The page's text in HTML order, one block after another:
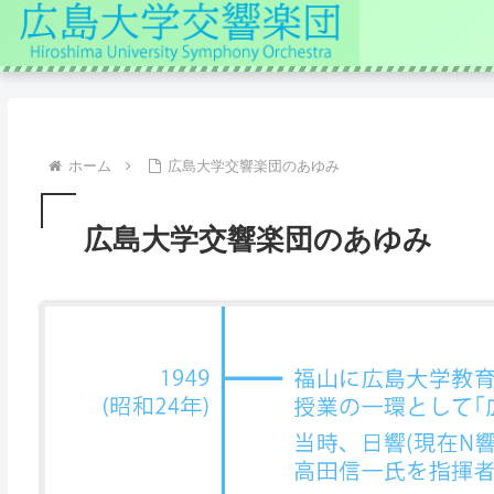
ホーム 広島大学交響楽団のあゆみ
広島大学交響楽団のあゆみ